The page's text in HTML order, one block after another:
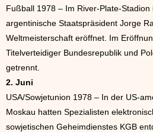
Fußball 1978 – Im River-Plate-
argentinische Staatspräsident Jorge
Weltmeisterschaft eröffnet. Im
Titelverteidiger Bundesrepublik und
getrennt.
2. Juni
USA/Sowjetunion 1978 – In der US-
Moskau hatten Spezialisten
sowjetischen Geheimdienstes KGB